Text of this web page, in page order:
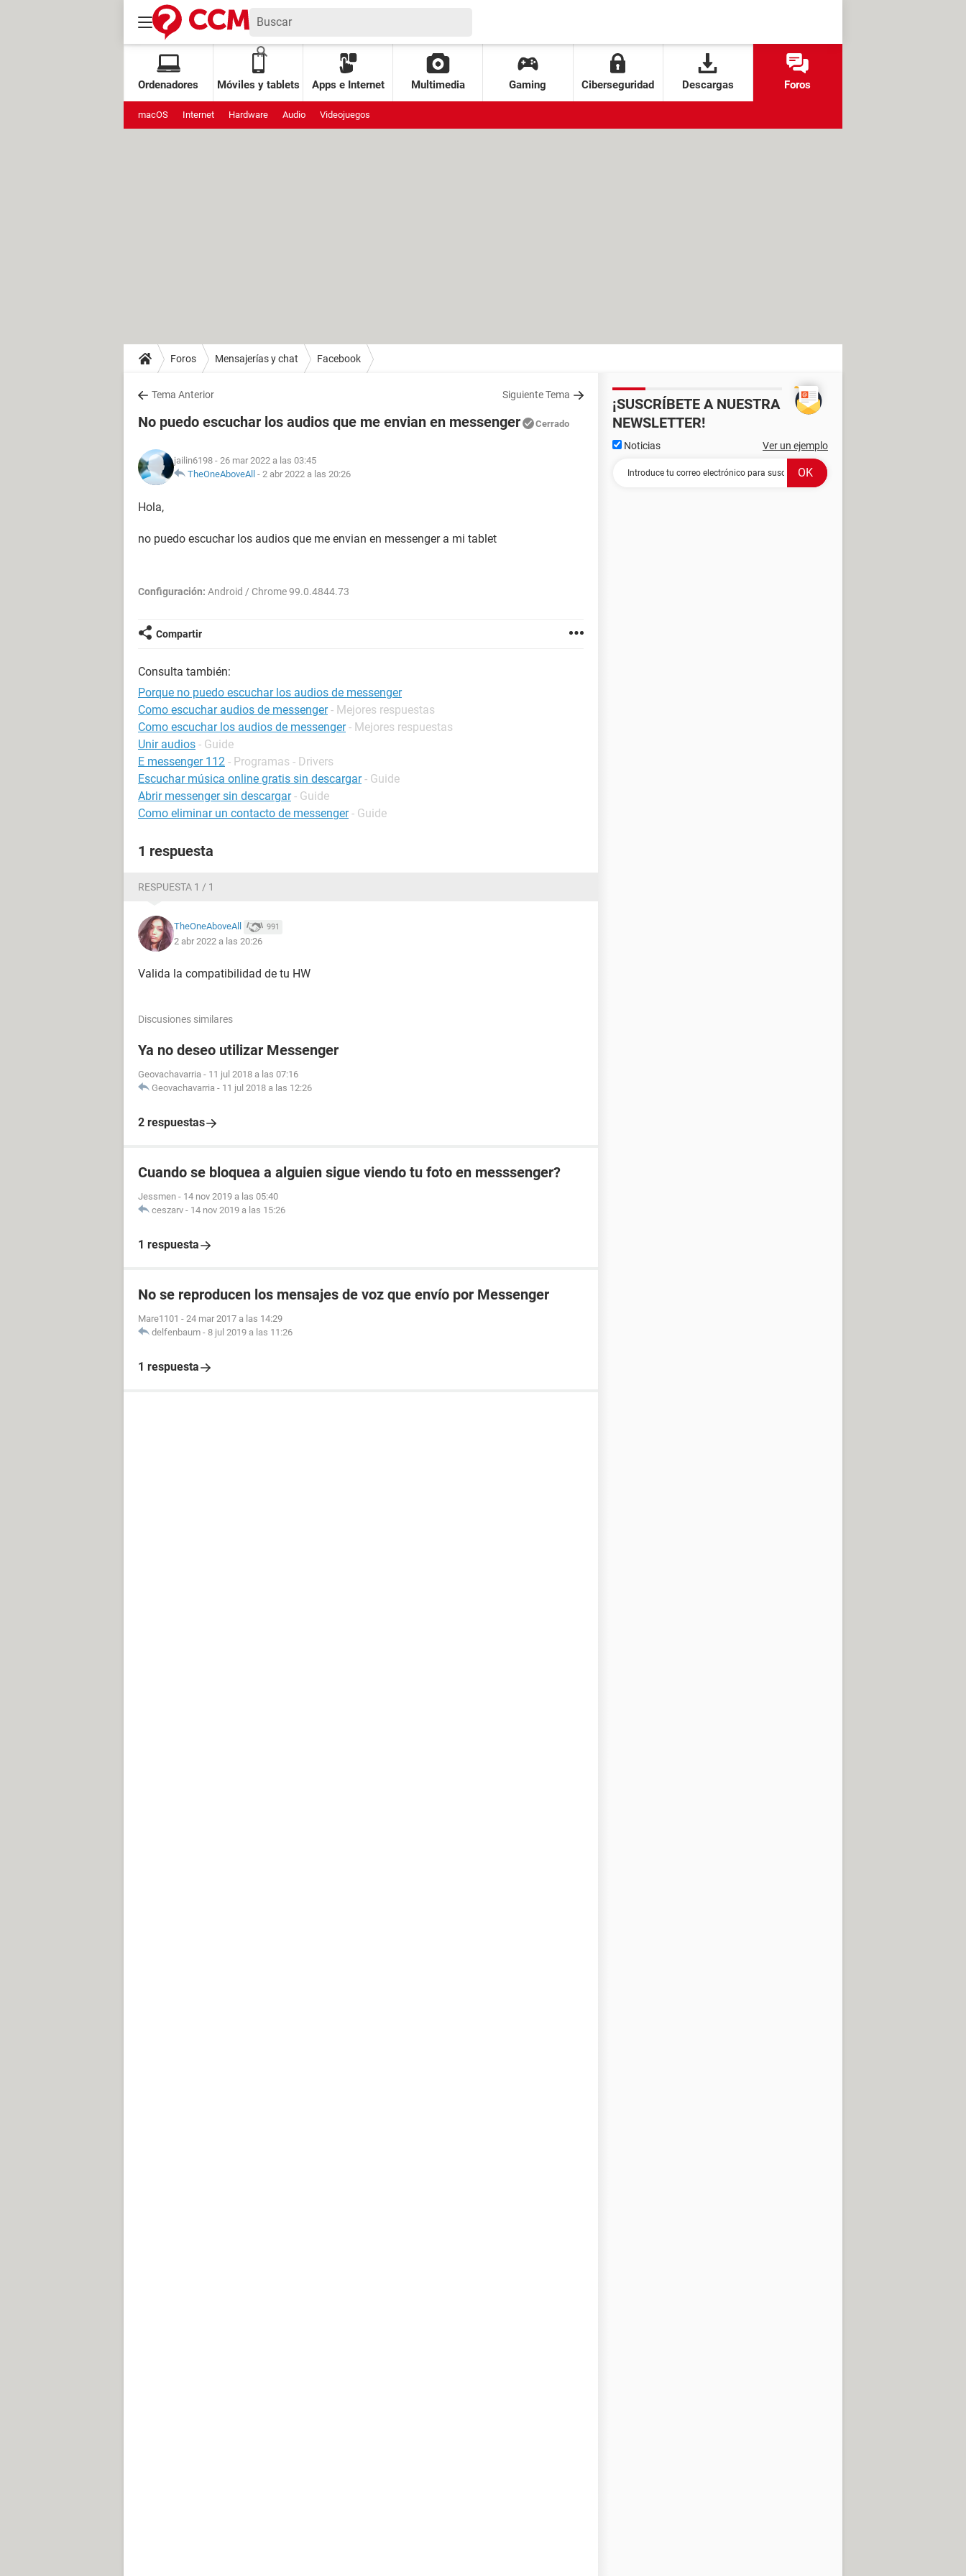
Ordenadores Móviles y tablets Apps e Internet Multimedia Gaming Ciberseguridad Descargas Foros
macOS Internet Hardware Audio Videojuegos
Foros Mensajerías y chat Facebook
Tema Anterior Siguiente Tema
No puedo escuchar los audios que me envian en messenger Cerrado
jailin6198 - 26 mar 2022 a las 03:45
TheOneAboveAll - 2 abr 2022 a las 20:26
Hola,
no puedo escuchar los audios que me envian en messenger a mi tablet
Configuración: Android / Chrome 99.0.4844.73
Compartir
Consulta también:
Porque no puedo escuchar los audios de messenger
Como escuchar audios de messenger - Mejores respuestas
Como escuchar los audios de messenger - Mejores respuestas
Unir audios - Guide
E messenger 112 - Programas - Drivers
Escuchar música online gratis sin descargar - Guide
Abrir messenger sin descargar - Guide
Como eliminar un contacto de messenger - Guide
1 respuesta
RESPUESTA 1 / 1
TheOneAboveAll 991
2 abr 2022 a las 20:26
Valida la compatibilidad de tu HW
Discusiones similares
Ya no deseo utilizar Messenger
Geovachavarria - 11 jul 2018 a las 07:16
Geovachavarria - 11 jul 2018 a las 12:26
2 respuestas
Cuando se bloquea a alguien sigue viendo tu foto en messsenger?
Jessmen - 14 nov 2019 a las 05:40
ceszarv - 14 nov 2019 a las 15:26
1 respuesta
No se reproducen los mensajes de voz que envío por Messenger
Mare1101 - 24 mar 2017 a las 14:29
delfenbaum - 8 jul 2019 a las 11:26
1 respuesta
¡SUSCRÍBETE A NUESTRA
NEWSLETTER!
Noticias Ver un ejemplo